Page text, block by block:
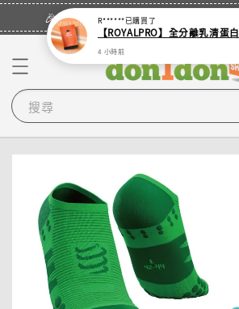
🎉登入會員・領取您的專屬折扣券！
搜尋
R******已購買了
4 小時前